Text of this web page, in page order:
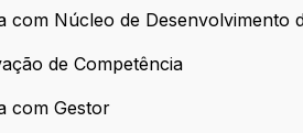
com Núcleo de
com Núcleo de Desenvolvimento
de Competência
de Competência
com Gestor
com Gestor